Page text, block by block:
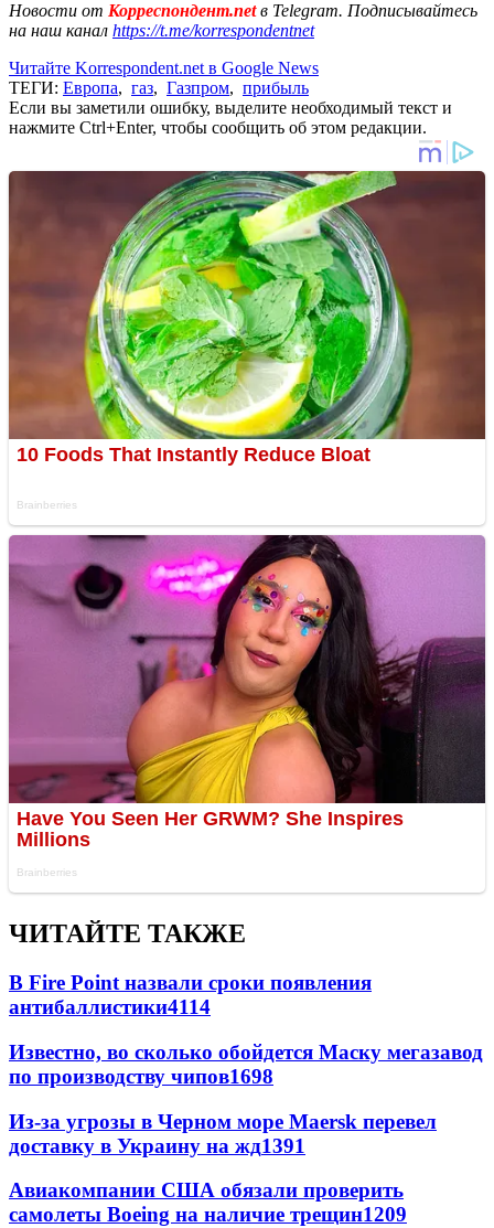
Новости от Корреспондент.netв Telegram. Подписывайтесь
на наш канал https://t.me/korrespondentnet
Читайте Korrespondent.net в Google News
ТЕГИ: Европа, газ, Газпром, прибыль
Если вы заметили ошибку, выделите необходимый текст и
нажмите Ctrl+Enter, чтобы сообщить об этом редакции.
ЧИТАЙТЕ ТАКЖЕ
В Fire Point назвали сроки появления
антибаллистики4114
Известно, во сколько обойдется Маску мегазавод
по производству чипов1698
Из-за угрозы в Черном море Maersk перевел
доставку в Украину на жд1391
Авиакомпании США обязали проверить
самолеты Boeing на наличие трещин1209